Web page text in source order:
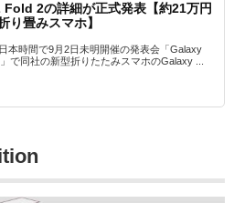
2の詳細が正式発表【約21万円
り畳みスマホ】
本時間で9月2日未明開催の発表会「Galaxy
で同社の新型折りたたみスマホのGalaxy ...